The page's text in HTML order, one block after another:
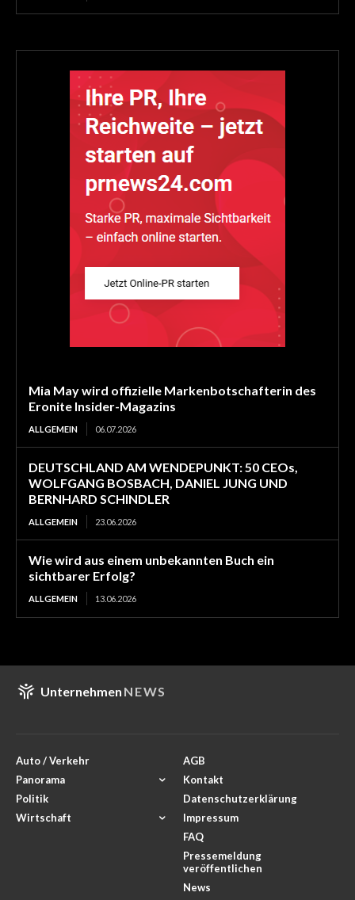
Mia May wird offizielle Markenbotschafterin des
Eronite Insider-Magazins
ALLGEMEIN 06.07.2026
DEUTSCHLAND AM WENDEPUNKT: 50 CEOs,
WOLFGANG BOSBACH, DANIEL JUNG UND
BERNHARD SCHINDLER
ALLGEMEIN 23.06.2026
Wie wird aus einem unbekannten Buch ein
sichtbarer Erfolg?
ALLGEMEIN 13.06.2026
Unternehmen NEWS
Auto / Verkehr
Panorama
Politik
Wirtschaft
AGB
Kontakt
Datenschutzerklärung
Impressum
FAQ
Pressemeldung
veröffentlichen
News